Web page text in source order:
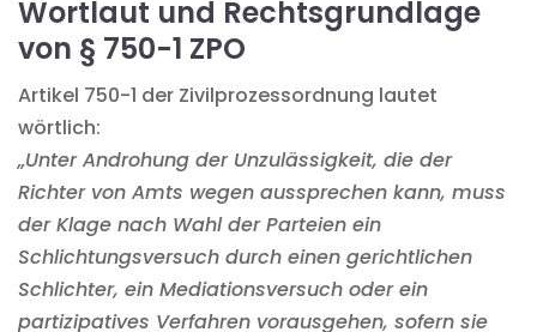
Wortlaut und Rechtsgrundlage
von § 750-1 ZPO
Artikel 750-1 der Zivilprozessordnung lautet
wörtlich:
„Unter Androhung der Unzulässigkeit, die der
Richter von Amts wegen aussprechen kann, muss
der Klage nach Wahl der Parteien ein
Schlichtungsversuch durch einen gerichtlichen
Schlichter, ein Mediationsversuch oder ein
partizipatives Verfahren vorausgehen, sofern sie